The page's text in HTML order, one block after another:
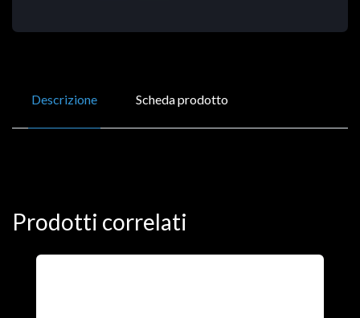
Descrizione Scheda prodotto
Prodotti correlati